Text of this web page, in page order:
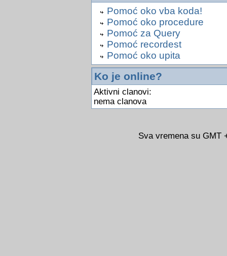
Pomoć oko vba koda!
Pomoć oko procedure
Pomoć za Query
Pomoć recordest
Pomoć oko upita
Ko je online?
Aktivni clanovi:
nema clanova
Sva vremena su GMT